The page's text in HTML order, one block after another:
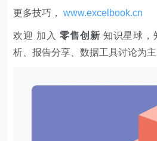
更多技巧，www.excelbook.cn
欢迎 加入 零售创新 知识星球，
析、报告分享、数据工具讨论为主